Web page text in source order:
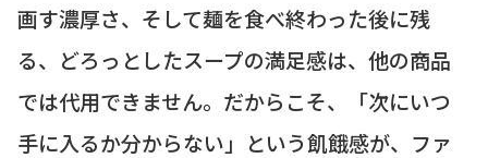
画す濃厚さ、そして麺を食べ終わった後に残
る、どろっとしたスープの満足感は、他の商品
では代用できません。だからこそ、「次にいつ
手に入るか分からない」という飢餓感が、ファ